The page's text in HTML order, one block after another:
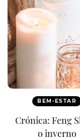
BEM-ESTAR
Crónica: Feng
o inverno